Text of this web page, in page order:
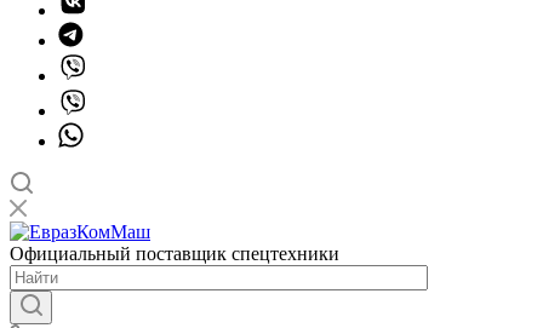
Официальный поставщик спецтехники